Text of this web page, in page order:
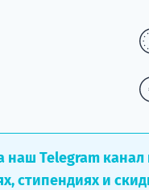
наш Telegram
стипендиях и